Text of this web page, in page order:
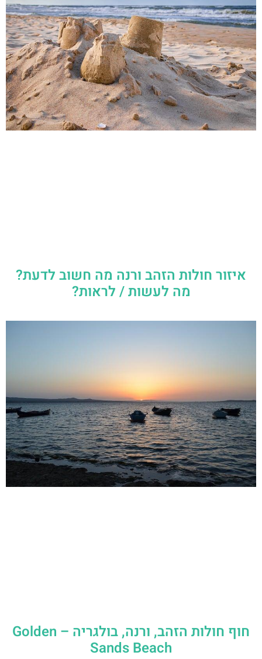
איזור חולות הזהב ורנה מה חשוב לדעת?
מה לעשות / לראות?
חוף חולות הזהב, ורנה, בולגריה – Golden
Sands Beach